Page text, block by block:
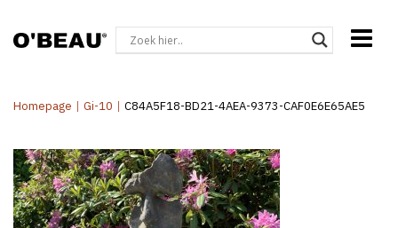
Homepage | Gi-10 | C84A5F18-BD21-4AEA-9373-CAF0E6E65AE5